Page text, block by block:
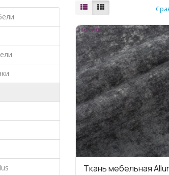
allure-10
Ткань мебельная